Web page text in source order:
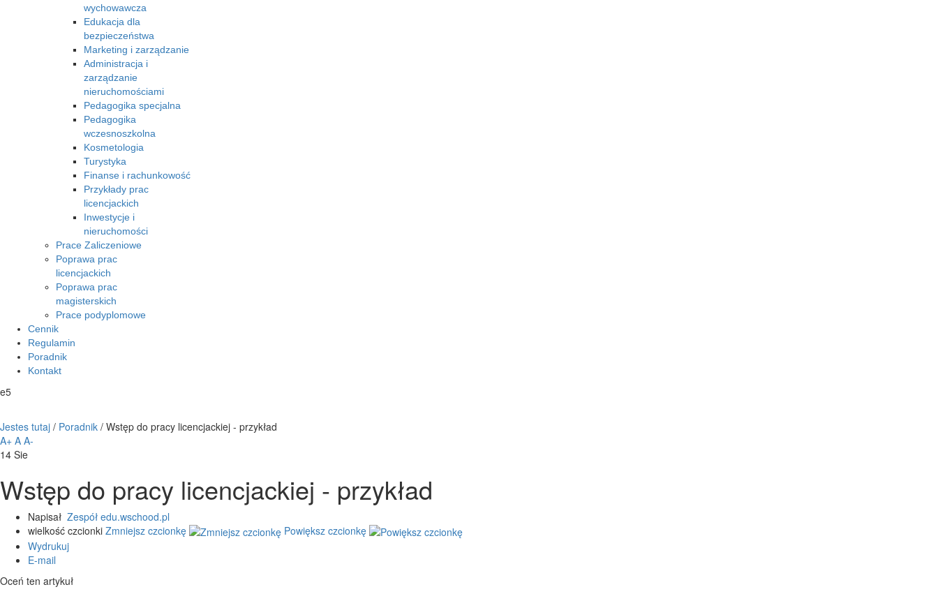
wychowawcza
Edukacja dla
bezpieczeństwa
Marketing i zarządzanie
Administracja i
zarządzanie
nieruchomościami
Pedagogika specjalna
Pedagogika
wczesnoszkolna
Kosmetologia
Turystyka
Finanse i rachunkowość
Przykłady prac
licencjackich
Inwestycje i
nieruchomości
Prace Zaliczeniowe
Poprawa prac
licencjackich
Poprawa prac
magisterskich
Prace podyplomowe
Cennik
Regulamin
Poradnik
Kontakt
e5
Jestes tutaj / Poradnik / Wstęp do pracy licencjackiej - przykład
A+ A A-
14 Sie
Wstęp do pracy licencjackiej - przykład
Napisał Zespół edu.wschood.pl
wielkość czcionki Zmniejsz czcionkę
Powiększ czcionkę
Wydrukuj
E-mail
Oceń ten artykuł